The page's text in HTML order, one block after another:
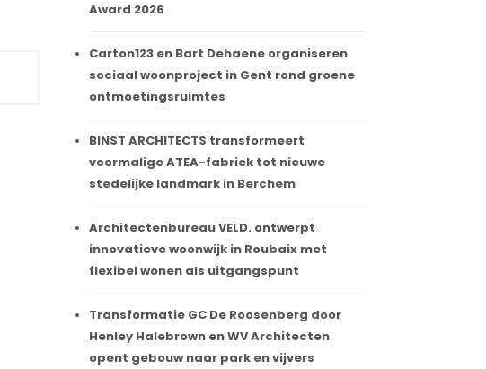
Award 2026
Carton123 en Bart Dehaene organiseren
sociaal woonproject in Gent rond groene
ontmoetingsruimtes
BINST ARCHITECTS transformeert
voormalige ATEA-fabriek tot nieuwe
stedelijke landmark in Berchem
Architectenbureau VELD. ontwerpt
innovatieve woonwijk in Roubaix met
flexibel wonen als uitgangspunt
Transformatie GC De Roosenberg door
Henley Halebrown en WV Architecten
opent gebouw naar park en vijvers